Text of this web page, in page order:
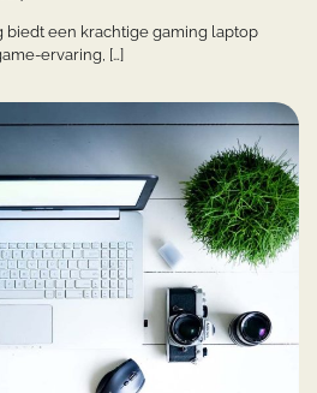
biedt een krachtige gaming laptop
ervaring, […]